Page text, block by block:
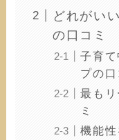
どれがい
の口コミ
子育
プの口
最も
ミ
機能